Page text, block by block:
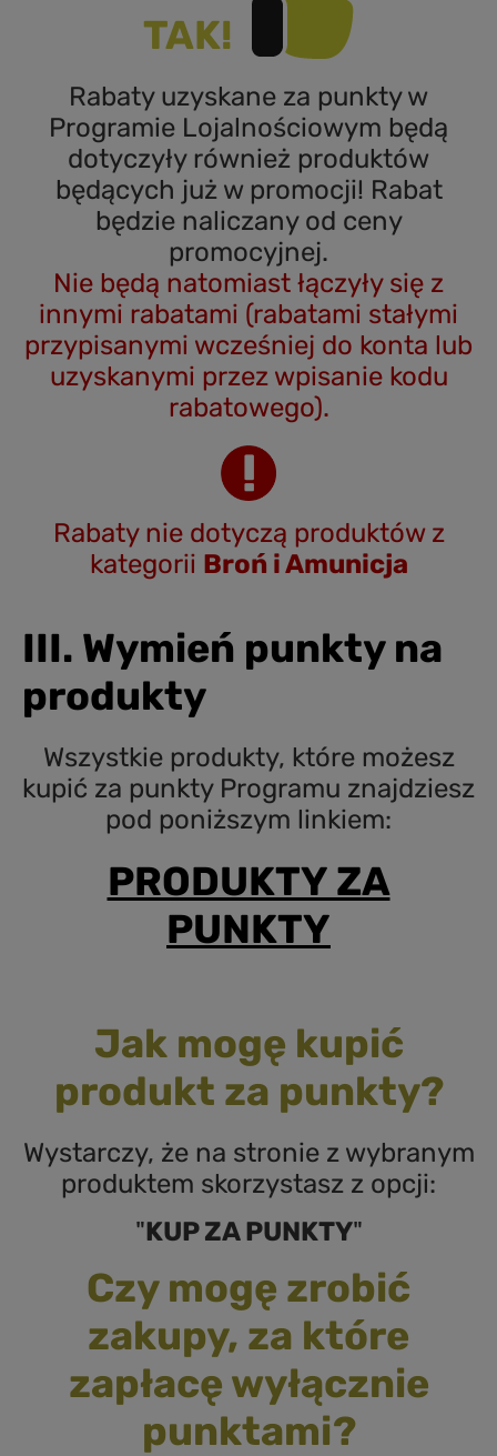
TAK!
Rabaty uzyskane za punkty w
Programie Lojalnościowym będą
dotyczyły również produktów
będących już w promocji! Rabat
będzie naliczany od ceny
promocyjnej.
Nie będą natomiast łączyły się z
innymi rabatami (rabatami stałymi
przypisanymi wcześniej do konta lub
uzyskanymi przez wpisanie kodu
rabatowego).
Rabaty nie dotyczą produktów z
kategorii Broń i Amunicja
III. Wymień punkty na
produkty
Wszystkie produkty, które możesz
kupić za punkty Programu znajdziesz
pod poniższym linkiem:
PRODUKTY ZA
PUNKTY
Jak mogę kupić
produkt za punkty?
Wystarczy, że na stronie z wybranym
produktem skorzystasz z opcji:
"KUP ZA PUNKTY"
Czy mogę zrobić
zakupy, za które
zapłacę wyłącznie
punktami?